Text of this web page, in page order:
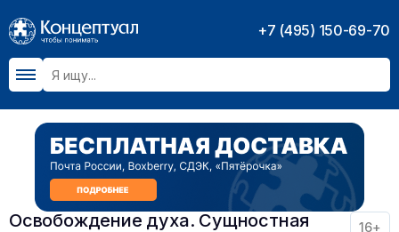
+7 (495) 150-69-70
Освобождение духа. Сущностная
16+